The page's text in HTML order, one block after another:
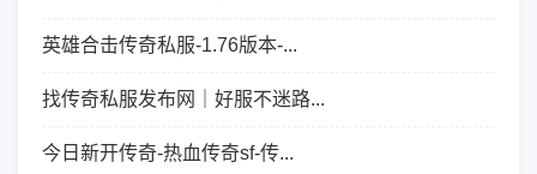
英雄合击传奇私服-1.76版本-...
找传奇私服发布网｜好服不迷路...
今日新开传奇-热血传奇sf-传...